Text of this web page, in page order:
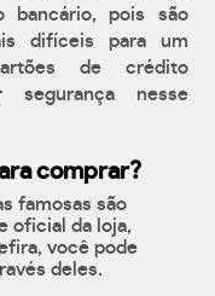
bancário, pois são
difíceis para um
de crédito
segurança nesse
comprar?
famosas são
oficial da loja,
você pode
deles.